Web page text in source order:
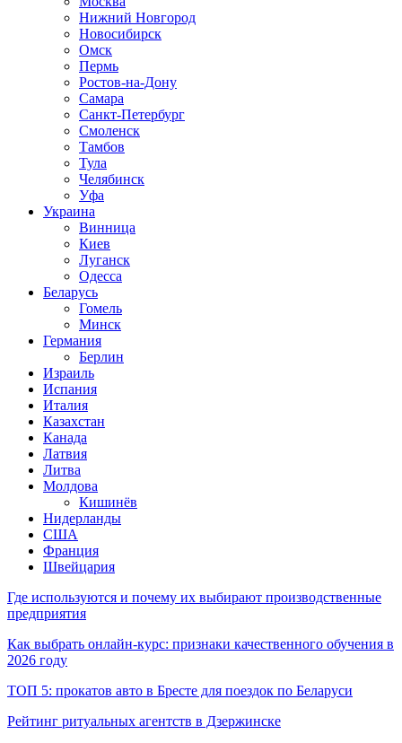
Нижний Новгород
Новосибирск
Омск
Пермь
Ростов-на-Дону
Самара
Санкт-Петербург
Смоленск
Тамбов
Тула
Челябинск
Уфа
Украина
Винница
Киев
Луганск
Одесса
Беларусь
Гомель
Минск
Германия
Берлин
Израиль
Испания
Италия
Казахстан
Канада
Латвия
Литва
Молдова
Кишинёв
Нидерланды
США
Франция
Швейцария
Где используются и почему их выбирают производственные
предприятия
Как выбрать онлайн-курс: признаки качественного обучения в
2026 году
ТОП 5: прокатов авто в Бресте для поездок по Беларуси
Рейтинг ритуальных агентств в Дзержинске